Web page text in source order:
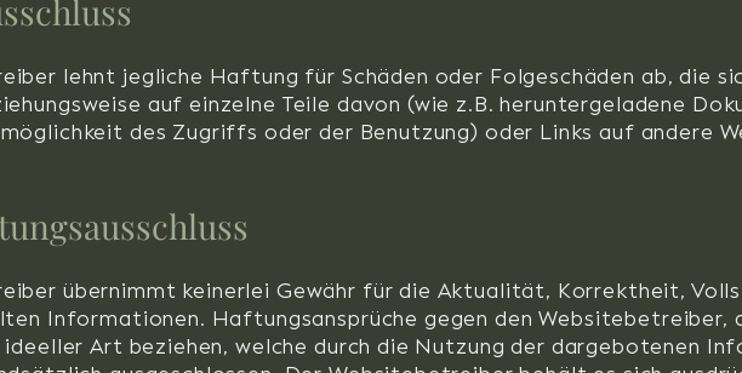
lehnt jegliche Haftung für Schäden oder Folgeschäden ab, die
auf einzelne Teile davon (wie z.B. heruntergeladene
des Zugriffs oder der Benutzung) oder Links auf andere
übernimmt keinerlei Gewähr für die Aktualität, Korrektheit,
Informationen. Haftungsansprüche gegen den Websitebetreiber,
Art beziehen, welche durch die Nutzung der dargebotenen